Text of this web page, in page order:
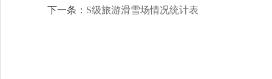
下一条： S级旅游滑雪场情况统计表